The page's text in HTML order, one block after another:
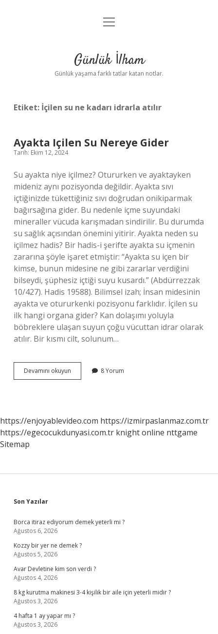
Anasayfa
Yasal Uyarı
menüyü
Günlük İlham
Günlük yaşama farklı tatlar katan notlar.
Etiket: İçilen su ne kadarı idrarla atılır
Ayakta Içilen Su Nereye Gider
Tarih: Ekim 12, 2024
Su ayakta niye içilmez? Otururken ve ayaktayken
mideniz aynı pozisyonda değildir. Ayakta sıvı
içtiğinizde tükettiğiniz sıvı doğrudan onikiparmak
bağırsağına gider. Bu nedenle içme suyundaki
mineraller vücuda karışmadan sindirilir. Bu durumda
su sağlık açısından önemini yitirir. Ayakta neden su
içilmez hadis? Bir hadis-i şerifte ayakta su içmenin
zararına şöyle işaret etmiştir: “Ayakta su içen bir
kimse, bunun midesine ne gibi zararlar verdiğini
bilseydi, şüphesiz içtiği suyu kusardı.” (Abdürrezzak
10/427). Hadis 19588). Bilimsel izah; İnsan midesinin
ayakta ve otururkenki pozisyonu farklıdır. İçilen su
ilk hangi organa gider? Kan dolaşımı yoluyla
böbreklere ulaşan suyun çoğu vücuttan idrar olarak
atılır. Bir kısmı cilt, solunum…
Devamını okuyun
Içilen
8 Yorum
https://enjoyablevideo.com https://izmirpaslanmaz.com.tr
https://egecocukdunyasi.com.tr knight online nttgame
Sitemap
Sidebar
Son Yazılar
Borca itiraz ediyorum demek yeterli mi ?
Ağustos 6, 2026
Kozzy bir yer ne demek ?
Ağustos 5, 2026
Avar Devletine kim son verdi ?
Ağustos 4, 2026
8 kg kurutma makinesi 3-4 kişilik bir aile için yeterli midir ?
Ağustos 3, 2026
4 hafta 1 ay yapar mı ?
Ağustos 3, 2026